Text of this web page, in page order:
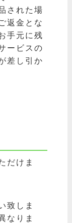
された場
返金とな
手元に残
ービスの
差し引か
だけま
致しま
なりま